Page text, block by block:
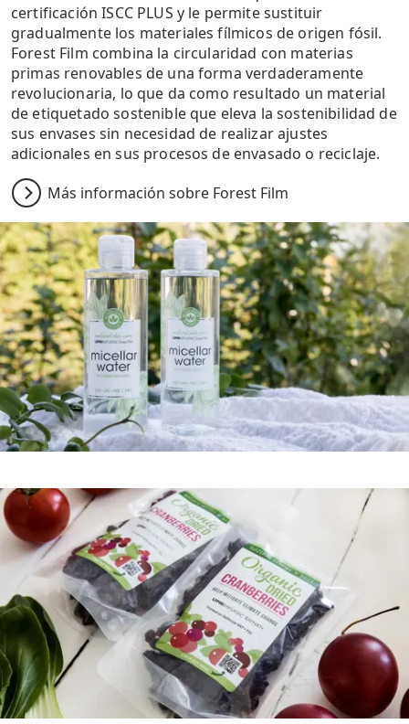
certificación ISCC PLUS y le permite sustituir
gradualmente los materiales fílmicos de origen fósil.
Forest Film combina la circularidad con materias
primas renovables de una forma verdaderamente
revolucionaria, lo que da como resultado un material
de etiquetado sostenible que eleva la sostenibilidad de
sus envases sin necesidad de realizar ajustes
adicionales en sus procesos de envasado o reciclaje.
Más información sobre Forest Film